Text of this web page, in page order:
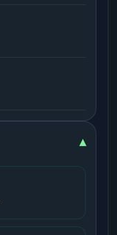
▾